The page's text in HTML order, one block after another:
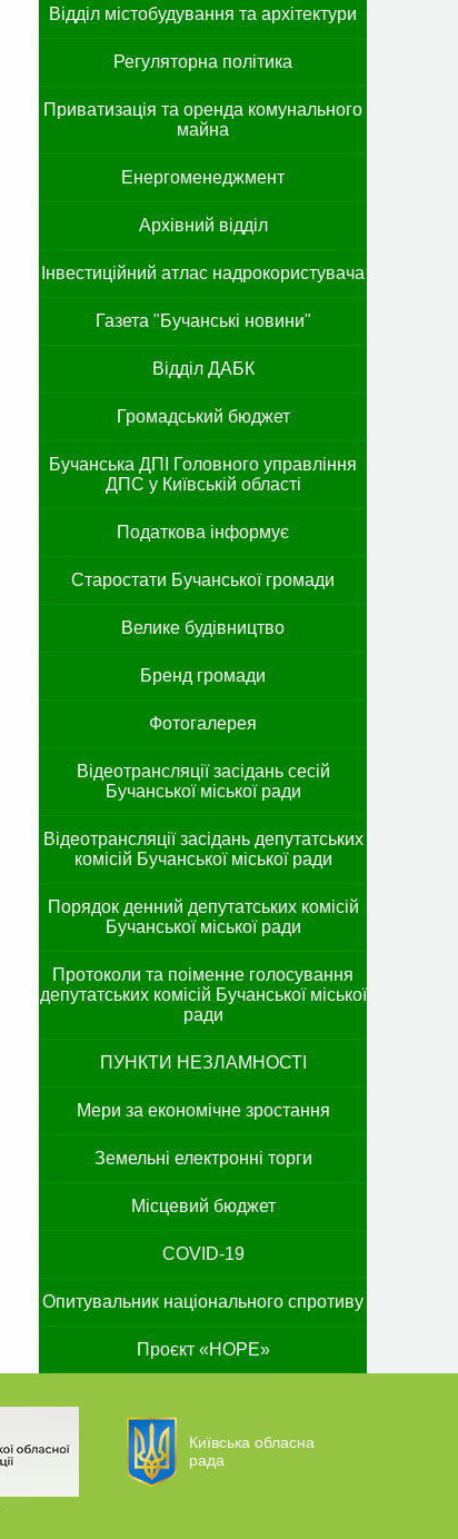
Відділ містобудування та архітектури
Регуляторна політика
Приватизація та оренда комунального
майна
Енергоменеджмент
Архівний відділ
Інвестиційний атлас надрокористувача
Газета "Бучанські новини"
Відділ ДАБК
Громадський бюджет
Бучанська ДПІ Головного управління
ДПС у Київській області
Податкова інформує
Старостати Бучанської громади
Велике будівництво
Бренд громади
Фотогалерея
Відеотрансляції засідань сесій
Бучанської міської ради
Відеотрансляції засідань депутатських
комісій Бучанської міської ради
Порядок денний депутатських комісій
Бучанської міської ради
Протоколи та поіменне голосування
депутатських комісій Бучанської міської
ради
ПУНКТИ НЕЗЛАМНОСТІ
Мери за економічне зростання
Земельні електронні торги
Місцевий бюджет
COVID-19
Опитувальник національного спротиву
Проєкт «HOPE»
Київська обласна
рада